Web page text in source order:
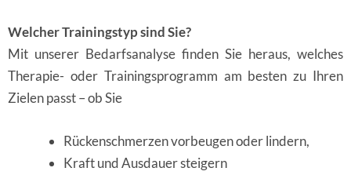
Welcher Trainingstyp sind Sie?
Mit unserer Bedarfsanalyse finden Sie heraus, welches
Therapie- oder Trainingsprogramm am besten zu Ihren
Zielen passt – ob Sie
Rückenschmerzen vorbeugen oder lindern,
Kraft und Ausdauer steigern